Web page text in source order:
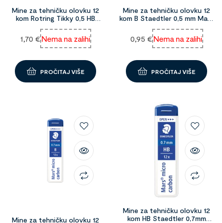
Mine za tehničku olovku 12
kom Rotring Tikky 0,5 HB
1,70 €Nema na zalihi
PROČITAJ VIŠE
Mine za tehničku olovku 12
kom B Staedtler 0,5 mm Mars
0,95 €Nema na zalihi
PROČITAJ VIŠE
Mine za tehničku olovku 12
Mine za tehničku olovku 12
kom HB Staedtler 0,7mm